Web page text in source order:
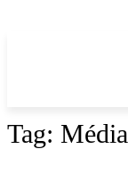
Tag: Média